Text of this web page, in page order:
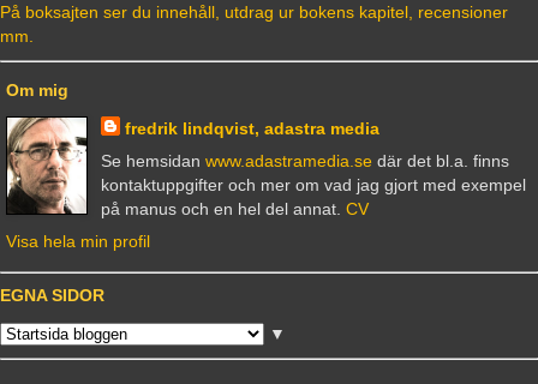
På boksajten ser du innehåll, utdrag ur bokens kapitel, recensioner
mm.
Om mig
fredrik lindqvist, adastra media
Se hemsidan www.adastramedia.sedär det bl.a. finns
kontaktuppgifter och mer om vad jag gjort med exempel
på manus och en hel del annat. CV
Visa hela min profil
EGNA SIDOR
▼